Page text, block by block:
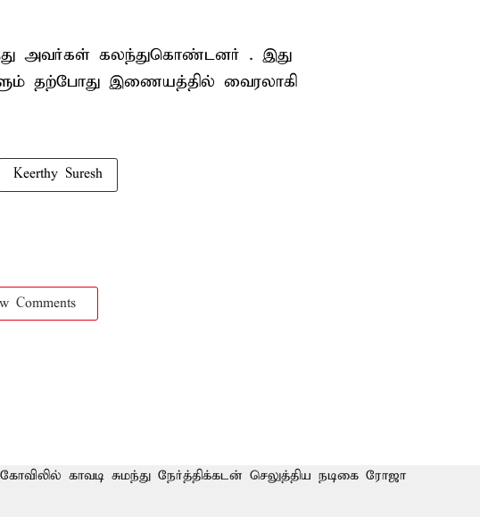
அவர்கள் கலந்துகொண்டனர் . இது
தற்போது இணையத்தில் வைரலாகி
Keerthy Suresh
Comments